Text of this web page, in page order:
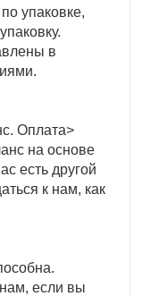
упаковке,
в
Оплата>
на основе
есть другой
к нам, как
если вы